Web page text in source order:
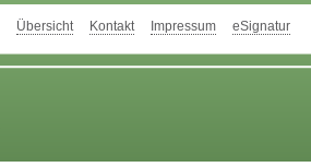
Übersicht Kontakt Impressum eSignatur